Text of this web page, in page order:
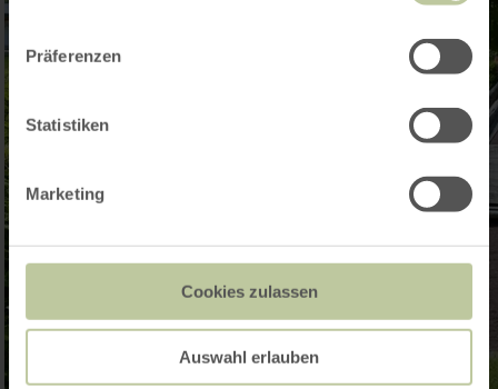
Präferenzen
Statistiken
Marketing
Cookies zulassen
Auswahl erlauben